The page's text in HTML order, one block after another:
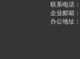
联系电话
企业邮箱
办公地址